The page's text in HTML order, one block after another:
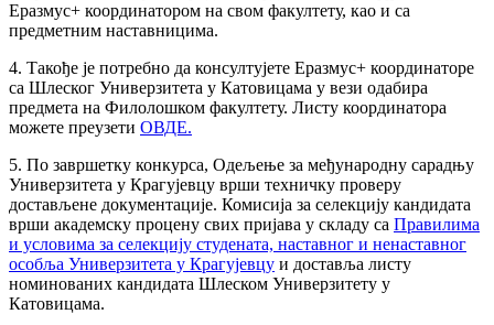
Еразмус+ координатором на свом факултету, као и са
предметним наставницима.
4. Такође је потребно да консултујете Еразмус+ координаторе
са Шлеског Универзитета у Катовицама у вези одабира
предмета на Филолошком факултету. Листу координатора
можете преузети ОВДЕ.
5. По завршетку конкурса, Одељење за међународну сарадњу
Универзитета у Крагујевцу врши техничку проверу
достављене документације. Комисија за селекцију кандидата
врши академску процену свих пријава у складу са Правилима
и условима за селекцију студената, наставног и ненаставног
особља Универзитета у Крагујевцу и доставља листу
номинованих кандидата Шлеском Универзитету у
Катовицама.